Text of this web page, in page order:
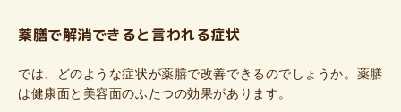
薬膳で解消できると言われる症状
では、どのような症状が薬膳で改善できるのでしょうか。薬膳
は健康面と美容面のふたつの効果があります。